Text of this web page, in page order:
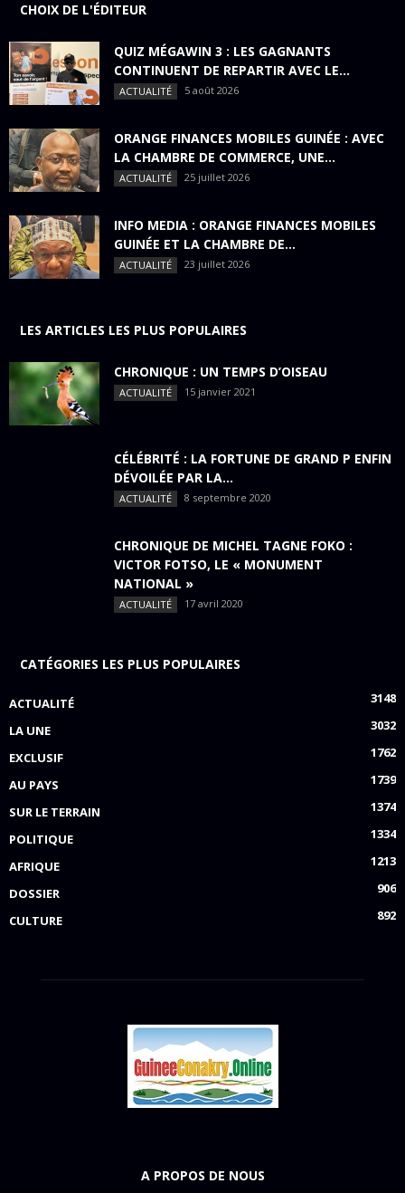
CHOIX DE L'ÉDITEUR
QUIZ MÉGAWIN 3 : LES GAGNANTS
CONTINUENT DE REPARTIR AVEC LE...
ACTUALITÉ 5 août 2026
ORANGE FINANCES MOBILES GUINÉE : AVEC
LA CHAMBRE DE COMMERCE, UNE...
ACTUALITÉ 25 juillet 2026
INFO MEDIA : ORANGE FINANCES MOBILES
GUINÉE ET LA CHAMBRE DE...
ACTUALITÉ 23 juillet 2026
LES ARTICLES LES PLUS POPULAIRES
CHRONIQUE : UN TEMPS D’OISEAU
ACTUALITÉ 15 janvier 2021
CÉLÉBRITÉ : LA FORTUNE DE GRAND P ENFIN
DÉVOILÉE PAR LA...
ACTUALITÉ 8 septembre 2020
CHRONIQUE DE MICHEL TAGNE FOKO :
VICTOR FOTSO, LE « MONUMENT
NATIONAL »
ACTUALITÉ 17 avril 2020
CATÉGORIES LES PLUS POPULAIRES
ACTUALITÉ
3148
LA UNE
3032
EXCLUSIF
1762
AU PAYS
1739
SUR LE TERRAIN
1374
POLITIQUE
1334
AFRIQUE
1213
DOSSIER
906
CULTURE
892
A PROPOS DE NOUS